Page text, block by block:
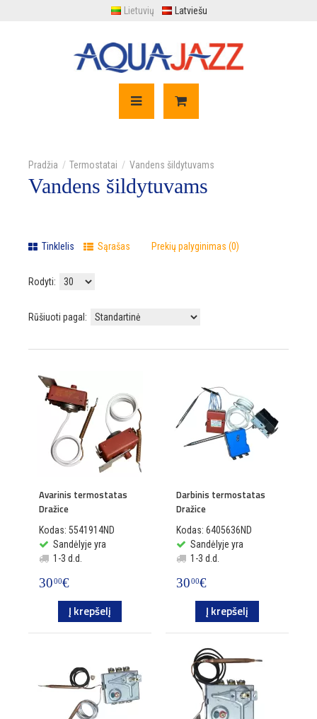
Lietuvių Latviešu
Termostatai Vandens šildytuvams
Vandens šildytuvams
Tinklelis Sąrašas Prekių palyginimas (0)
Rodyti:
Rūšiuoti pagal:
Avarinis termostatas
Dražice
Kodas: 5541914ND
Sandėlyje yra
1-3 d.d.
3000€
Į krepšelį
Darbinis termostatas
Dražice
Kodas: 6405636ND
Sandėlyje yra
1-3 d.d.
3000€
Į krepšelį